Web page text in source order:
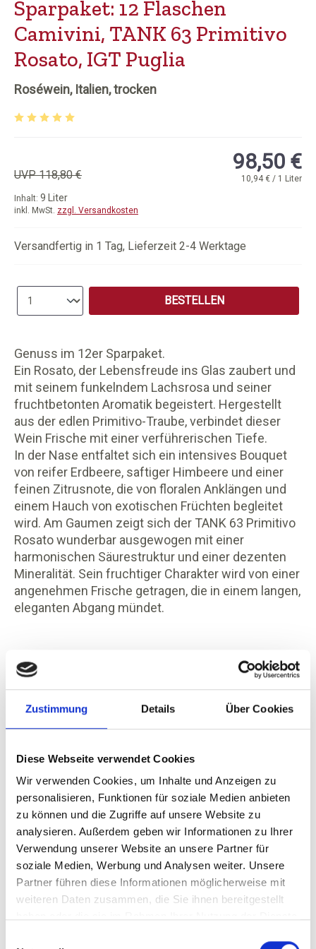
Zustimmung Details Über Cookies
Diese Webseite verwendet Cookies
Wir verwenden Cookies, um Inhalte und Anzeigen zu
personalisieren, Funktionen für soziale Medien anbieten
zu können und die Zugriffe auf unsere Website zu
analysieren. Außerdem geben wir Informationen zu Ihrer
Verwendung unserer Website an unsere Partner für
soziale Medien, Werbung und Analysen weiter. Unsere
Partner führen diese Informationen möglicherweise mit
weiteren Daten zusammen, die Sie ihnen bereitgestellt
Genuss im 12er Sparpaket.
Ein Rosato, der Lebensfreude ins Glas zaubert und
mit seinem funkelndem Lachsrosa und seiner
fruchtbetonten Aromatik begeistert. Hergestellt
aus der edlen Primitivo-Traube, verbindet dieser
Wein Frische mit einer verführerischen Tiefe.
In der Nase entfaltet sich ein intensives Bouquet
von reifer Erdbeere, saftiger Himbeere und einer
feinen Zitrusnote, die von floralen Anklängen und
einem Hauch von exotischen Früchten begleitet
wird. Am Gaumen zeigt sich der TANK 63 Primitivo
Rosato wunderbar ausgewogen mit einer
harmonischen Säurestruktur und einer dezenten
Mineralität. Sein fruchtiger Charakter wird von einer
angenehmen Frische getragen, die in einem langen,
eleganten Abgang mündet.
Sparpaket: 12 Flaschen
Camivini, TANK 63 Primitivo
Rosato, IGT Puglia
Roséwein, Italien, trocken
UVP 118,80 €
98,50 €
10,94 € / 1 Liter
Inhalt: 9 Liter
inkl. MwSt. zzgl. Versandkosten
Versandfertig in 1 Tag, Lieferzeit 2-4 Werktage
Produkt Anzahl: Gib den gewünschten
BESTELLEN
Steckbrief
Beschreibung
Durchschnittliche Nährwerte pro 100 ml
Bewertungen
Ähnliche Artikel